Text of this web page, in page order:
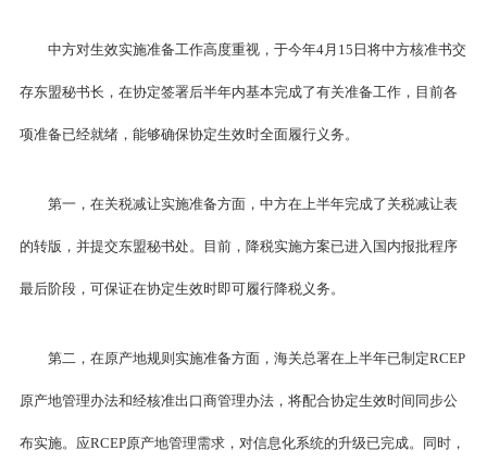
中方对生效实施准备工作高度重视，于今年4月15日将中方核准书交
存东盟秘书长，在协定签署后半年内基本完成了有关准备工作，目前各
项准备已经就绪，能够确保协定生效时全面履行义务。
第一，在关税减让实施准备方面，中方在上半年完成了关税减让表
的转版，并提交东盟秘书处。目前，降税实施方案已进入国内报批程序
最后阶段，可保证在协定生效时即可履行降税义务。
第二，在原产地规则实施准备方面，海关总署在上半年已制定RCEP
原产地管理办法和经核准出口商管理办法，将配合协定生效时间同步公
布实施。应RCEP原产地管理需求，对信息化系统的升级已完成。同时，